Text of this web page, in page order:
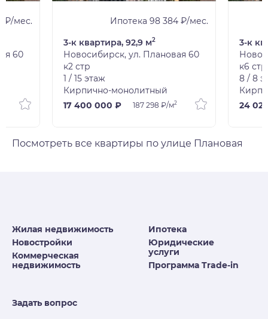
₽/мес.
60
Ипотека 98 384 ₽/мес.
3-к квартира, 92,9 м2
Новосибирск, ул. Плановая 60
к2 стр
1 / 15 этаж
Кирпично-монолитный
17 400 000 ₽
187 298 ₽/м2
3-к
к6 стр
8 / 8
24
Посмотреть все квартиры по улице Плановая
Жилая недвижимость
Новостройки
Коммерческая
недвижимость
Ипотека
Юридические
услуги
Программа Trade-in
Задать вопрос